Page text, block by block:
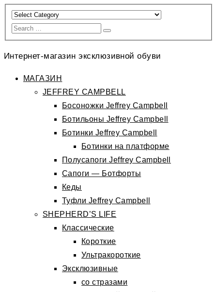
Интернет-магазин эксклюзивной обуви
МАГАЗИН
JEFFREY CAMPBELL
Босоножки Jeffrey Campbell
Ботильоны Jeffrey Campbell
Ботинки Jeffrey Campbell
Ботинки на платформе
Полусапоги Jeffrey Campbell
Сапоги — Ботфорты
Кеды
Туфли Jeffrey Campbell
SHEPHERD’S LIFE
Классические
Короткие
Ультракороткие
Эксклюзивные
со стразами